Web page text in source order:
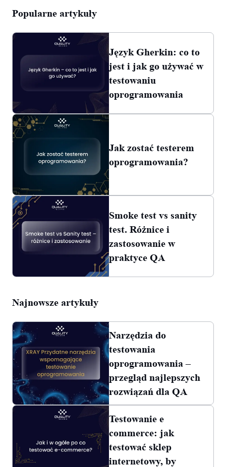
Popularne artykuły
Język Gherkin: co to
jest i jak go używać w
testowaniu
oprogramowania
Jak zostać testerem
oprogramowania?
Smoke test vs sanity
test. Różnice i
zastosowanie w
praktyce QA
Najnowsze artykuły
Narzędzia do
testowania
oprogramowania –
przegląd najlepszych
rozwiązań dla QA
Testowanie e
commerce: jak
testować sklep
internetowy, by